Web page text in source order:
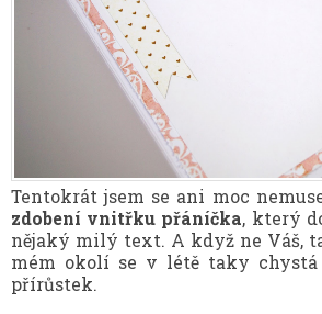
Tentokrát jsem se ani moc
zdobení vnitřku přáníčka, který
nějaký milý text. A když ne Váš,
mém okolí se v létě taky chystá
přírůstek.